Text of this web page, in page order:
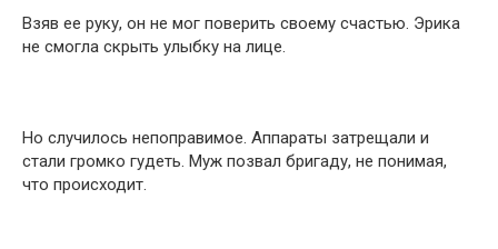
Взяв ее руку, он не мог поверить своему счастью. Эрика
не смогла скрыть улыбку на лице.
Но случилось непоправимое. Аппараты затрещали и
стали громко гудеть. Муж позвал бригаду, не понимая,
что происходит.